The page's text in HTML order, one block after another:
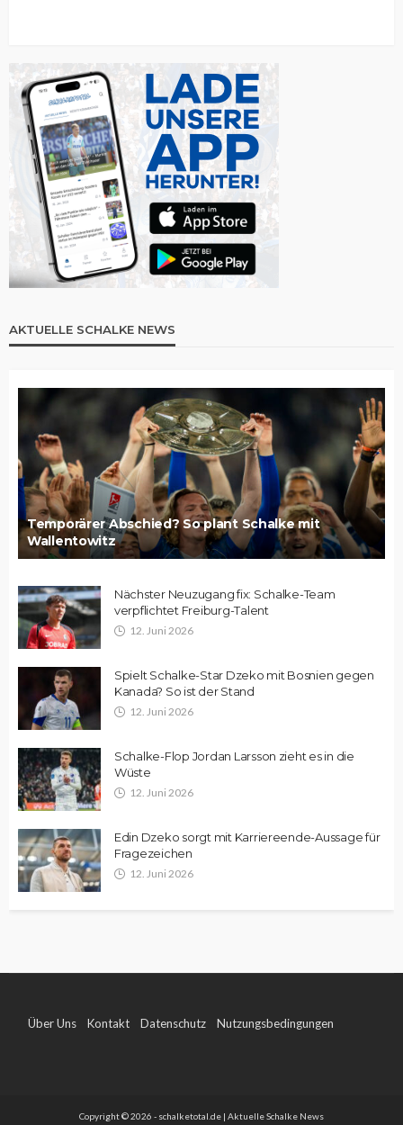
AKTUELLE SCHALKE NEWS
Temporärer Abschied? So plant Schalke mit
Wallentowitz
Nächster Neuzugang fix: Schalke-Team
verpflichtet Freiburg-Talent
12. Juni 2026
Spielt Schalke-Star Dzeko mit Bosnien gegen
Kanada? So ist der Stand
12. Juni 2026
Schalke-Flop Jordan Larsson zieht es in die
Wüste
12. Juni 2026
Edin Dzeko sorgt mit Karriereende-Aussage für
Fragezeichen
12. Juni 2026
Über Uns Kontakt Datenschutz Nutzungsbedingungen
Copyright © 2026 - schalketotal.de | Aktuelle Schalke News